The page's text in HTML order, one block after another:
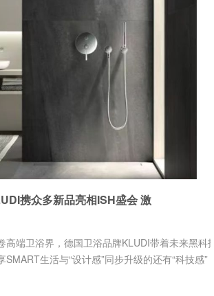
携众多新品亮相ISH盛会 激
高端卫浴界，德国卫浴品牌KLUDI带着未来黑
SMART生活与“设计感”同步升级的还有“科技感”